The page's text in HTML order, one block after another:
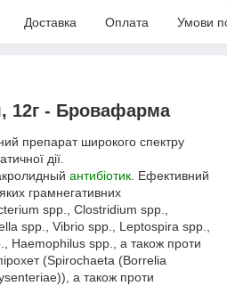
Доставка Оплата Умови
12г - Бровафарма
препарат широкого спектру
дії.
антибіотик. Ефективний
грамнегативних
spp., Clostridium spp.,
spp., Vibrio spp., Leptospira spp.,
Haemophilus spp., а також проти
(Spirochaeta (Borrelia
а також проти